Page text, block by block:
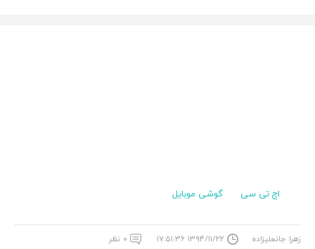
اچ تی سی گوشی موبایل
زهرا جانعلیزاده ۱۳۹۴/۱۱/۲۲ ۱۷:۵۱:۳۶ ۰ نظر